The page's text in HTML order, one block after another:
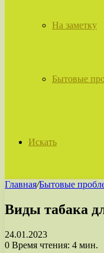
На заметку
Бытовые
Искать
Главная/Бытовые
Виды табака
24.01.2023
0 Время чтения: 4 мин.